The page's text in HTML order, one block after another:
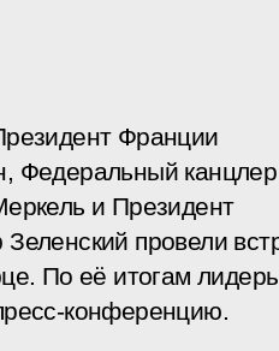
Франции
Федеральный канцлер
и Президент
провели
По её итогам
конференцию.